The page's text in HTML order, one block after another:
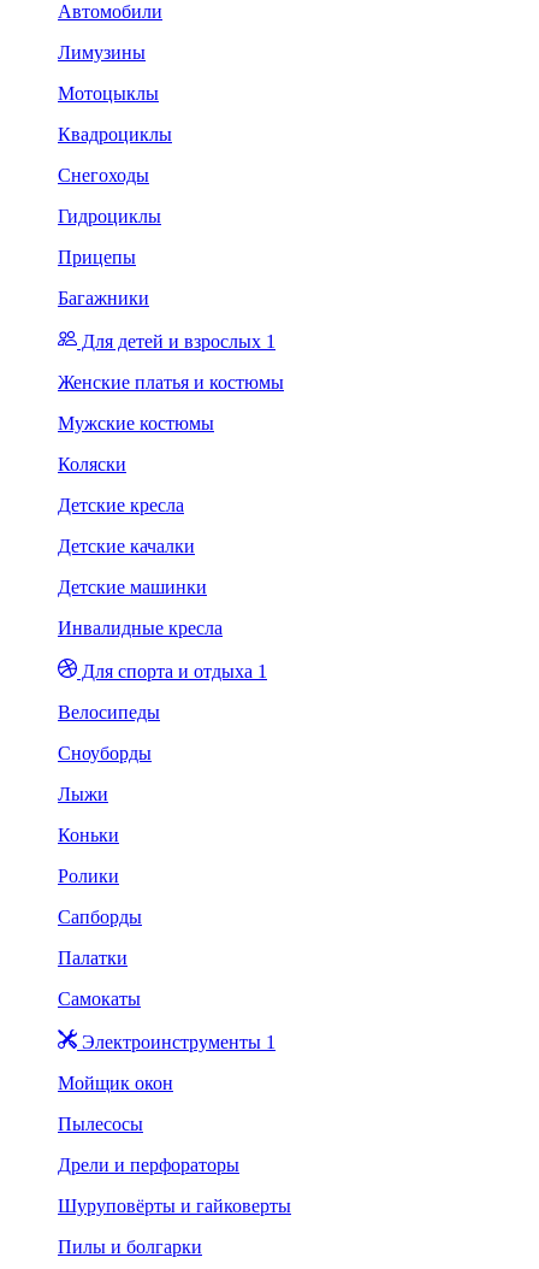
Автомобили
Лимузины
Мотоцыклы
Квадроциклы
Снегоходы
Гидроциклы
Прицепы
Багажники
Для детей и взрослых 1
Женские платья и костюмы
Мужские костюмы
Коляски
Детские кресла
Детские качалки
Детские машинки
Инвалидные кресла
Для спорта и отдыха 1
Велосипеды
Сноуборды
Лыжи
Коньки
Ролики
Сапборды
Палатки
Самокаты
Электроинструменты 1
Мойщик окон
Пылесосы
Дрели и перфораторы
Шуруповёрты и гайковерты
Пилы и болгарки